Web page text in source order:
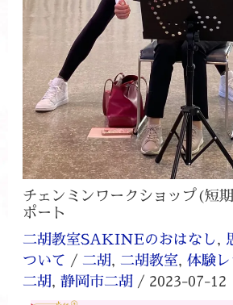
チェンミンワークショップ(短
ポート
二胡教室SAKINEのおはなし,
ついて / 二胡, 二胡教室, 体験
二胡, 静岡市二胡/ 2023-07-12